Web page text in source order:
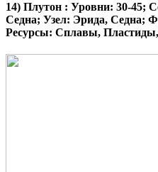
14) Плутон : Уровни: 30-45;
Седна; Узел: Эрида, Седна;
Ресурсы: Сплавы,